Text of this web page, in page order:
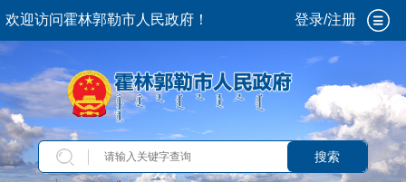
欢迎访问霍林郭勒市人民政府！ 登录/注册
搜索